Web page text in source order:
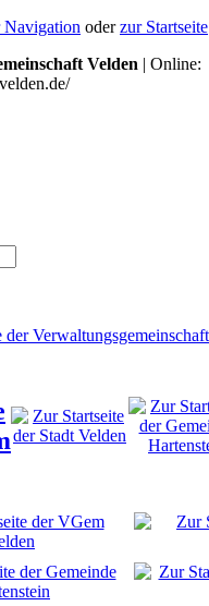
Navigation oderzur Startseite
Velden | Online: